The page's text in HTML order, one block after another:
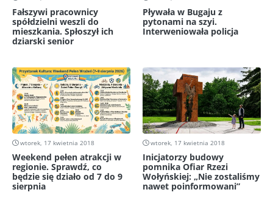
Fałszywi pracownicy
spółdzielni weszli do
mieszkania. Spłoszył ich
dziarski senior
Pływała w Bugaju z
pytonami na szyi.
Interweniowała policja
wtorek, 17 kwietnia 2018
Weekend pełen atrakcji w
regionie. Sprawdź, co
będzie się działo od 7 do 9
sierpnia
wtorek, 17 kwietnia 2018
Inicjatorzy budowy
pomnika Ofiar Rzezi
Wołyńskiej: „Nie zostaliśmy
nawet poinformowani”